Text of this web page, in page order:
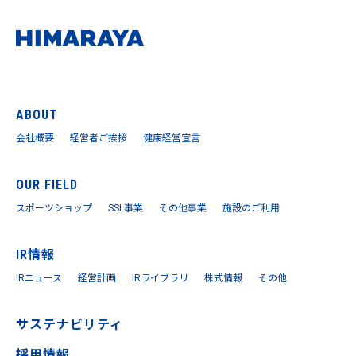
ABOUT
会社概要 経営者ご挨拶 健康経営宣言
OUR FIELD
スポーツショップ SSL事業 その他事業 施設のご利用
IR情報
IRニュース 経営計画 IRライブラリ 株式情報 その他
サステナビリティ